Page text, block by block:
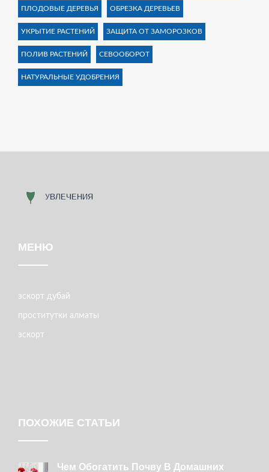
ПЛОДОВЫЕ ДЕРЕВЬЯ ОБРЕЗКА ДЕРЕВЬЕВ
УКРЫТИЕ РАСТЕНИЙ ЗАЩИТА ОТ ЗАМОРОЗКОВ
ПОЛИВ РАСТЕНИЙ СЕВООБОРОТ
НАТУРАЛЬНЫЕ УДОБРЕНИЯ
МЕНЮ
эскорт дубай
проститутки алматы
эскорт
ПОХОЖИЕ СТАТЬИ
Чем Обогатить Почву В Домашних